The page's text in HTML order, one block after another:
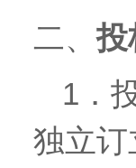
二、投
1．
独立